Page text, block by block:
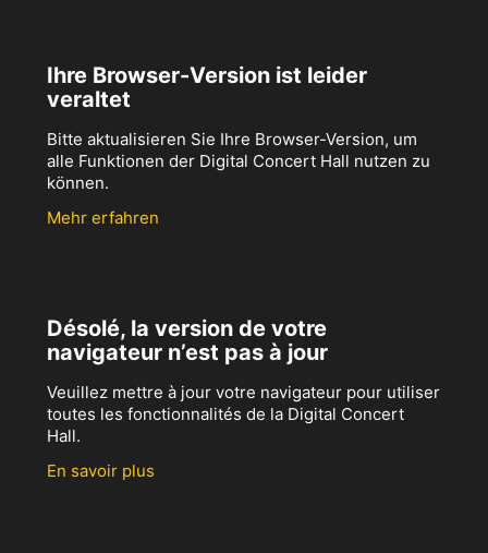
Ihre Browser-Version ist leider
veraltet
Bitte aktualisieren Sie Ihre Browser-Version, um
alle Funktionen der Digital Concert Hall nutzen zu
können.
Mehr erfahren
Désolé, la version de votre
navigateur n’est pas à jour
Veuillez mettre à jour votre navigateur pour utiliser
toutes les fonctionnalités de la Digital Concert
Hall.
En savoir plus